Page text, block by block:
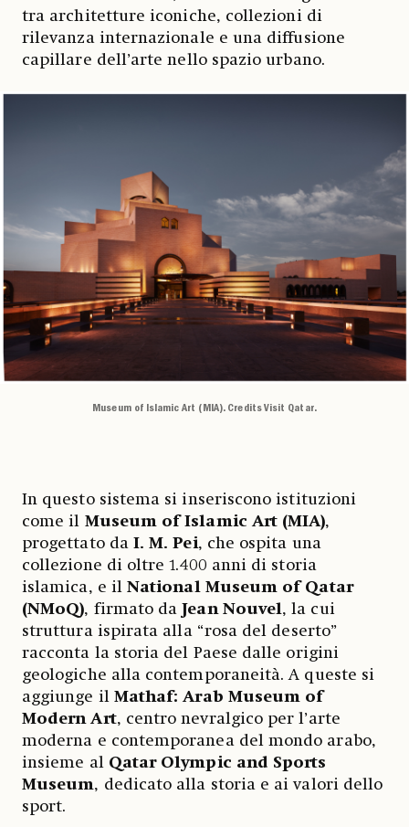
tra architetture iconiche, collezioni di
rilevanza internazionale e una diffusione
capillare dell’arte nello spazio urbano.
Museum of Islamic Art (MIA). Credits Visit Qatar.
In questo sistema si inseriscono istituzioni
come il Museum of Islamic Art (MIA),
progettato da I. M. Pei, che ospita una
collezione di oltre 1.400 anni di storia
islamica, e ilNational Museum of Qatar
(NMoQ), firmato daJean Nouvel, la cui
struttura ispirata alla “rosa del deserto”
racconta la storia del Paese dalle origini
geologiche alla contemporaneità. A queste si
aggiunge il Mathaf: Arab Museum of
Modern Art, centro nevralgico per l’arte
moderna e contemporanea del mondo arabo,
insieme al Qatar Olympic and Sports
Museum, dedicato alla storia e ai valori dello
sport.